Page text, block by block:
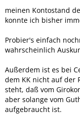
meinen Kontostand
konnte ich bisher
Probier's einfach
wahrscheinlich
Außerdem ist es bei
dem KK nicht auf der
steht, daß vom
aber solange vom
aufgebraucht ist.